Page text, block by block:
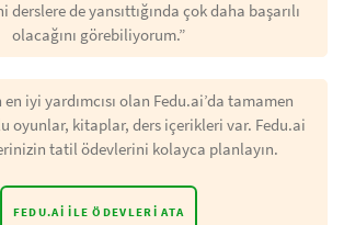
derslere de yansıttığında çok daha başarılı
olacağını görebiliyorum.”
iyi yardımcısı olan Fedu.ai’da tamamen
oyunlar, kitaplar, ders içerikleri var. Fedu.ai
tatil ödevlerini kolayca planlayın.
FEDU.AI ILE ÖDEVLERI ATA